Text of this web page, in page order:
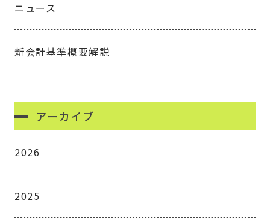
ニュース
新会計基準概要解説
アーカイブ
2026
2025